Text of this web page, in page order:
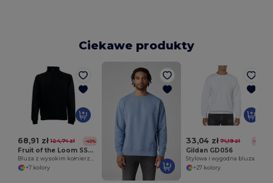
Ciekawe produkty
68,91 zł 124,74 zł -45%
Fruit of the Loom SS830
Bluza z wysokim kołnierzem
+7 kolory
33,04 zł 74,19 zł -55%
Gildan GD056
Stylowa i wygodna bluza
+27 kolory